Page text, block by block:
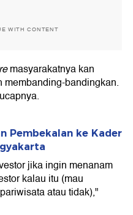
WITH CONTENT
masyarakatnya kan
membanding-bandingkan.
Pembekalan ke Kader
jika ingin menanam
kalau itu (mau
atau tidak),"